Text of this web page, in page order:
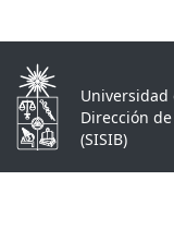
Universidad
Dirección
(SISIB)